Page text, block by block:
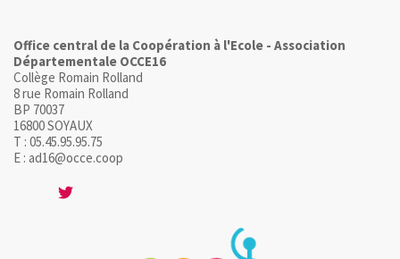
Office central de la Coopération à l'Ecole - Association
Départementale OCCE16
Collège Romain Rolland
8 rue Romain Rolland
BP 70037
16800 SOYAUX
T : 05.45.95.95.75
E : ad16@occe.coop